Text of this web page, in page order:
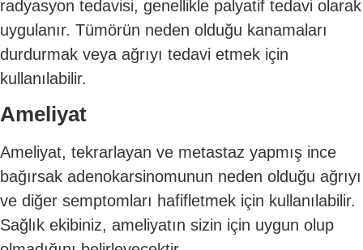
radyasyon tedavisi, genellikle palyatif tedavi olarak
uygulanır. Tümörün neden olduğu kanamaları
durdurmak veya ağrıyı tedavi etmek için
kullanılabilir.
Ameliyat
Ameliyat, tekrarlayan ve metastaz yapmış ince
bağırsak adenokarsinomunun neden olduğu ağrıyı
ve diğer semptomları hafifletmek için kullanılabilir.
Sağlık ekibiniz, ameliyatın sizin için uygun olup